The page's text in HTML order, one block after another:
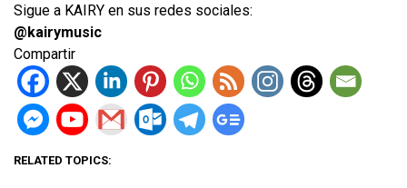
Sigue a KAIRY en sus redes sociales:
@kairymusic
Compartir
RELATED TOPICS: